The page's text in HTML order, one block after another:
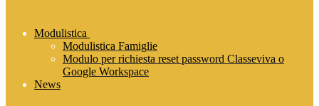
Modulistica
Modulistica Famiglie
Modulo per richiesta reset password Classeviva o
Google Workspace
News